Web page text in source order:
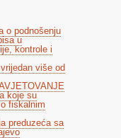
o podnošenju
u
kontrole i
više od
koje su
fiskalnim
preduzeća sa